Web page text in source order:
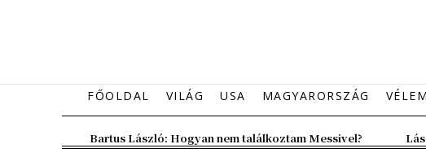
FŐOLDAL VILÁG USA MAGYARORSZÁG
Bartus László: Hogyan nem találkoztam Messivel?